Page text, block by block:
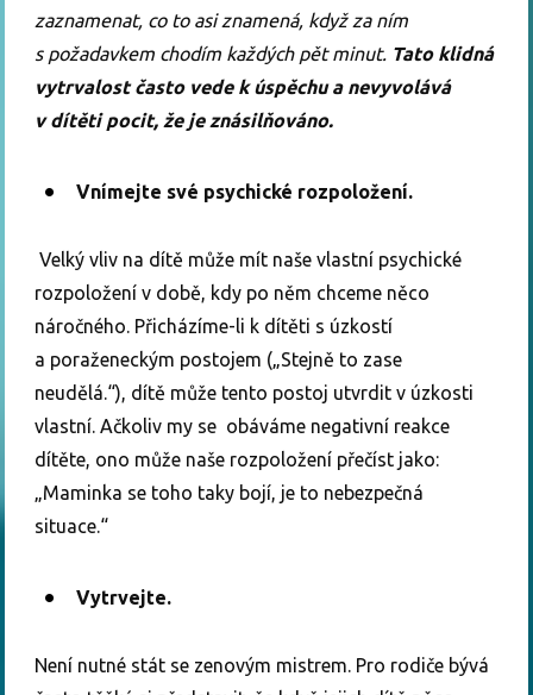
zaznamenat, co to asi znamená, když za ním
s požadavkem chodím každých pět minut. Tato klidná
vytrvalost často vede k úspěchu a nevyvolává
v dítěti pocit, že je znásilňováno.
Vnímejte své psychické rozpoložení.
Velký vliv na dítě může mít naše vlastní psychické
rozpoložení v době, kdy po něm chceme něco
náročného. Přicházíme-li k dítěti s úzkostí
a poraženeckým postojem („Stejně to zase
neudělá.“), dítě může tento postoj utvrdit v úzkosti
vlastní. Ačkoliv my se obáváme negativní reakce
dítěte, ono může naše rozpoložení přečíst jako:
„Maminka se toho taky bojí, je to nebezpečná
situace.“
Vytrvejte.
Není nutné stát se zenovým mistrem. Pro rodiče bývá